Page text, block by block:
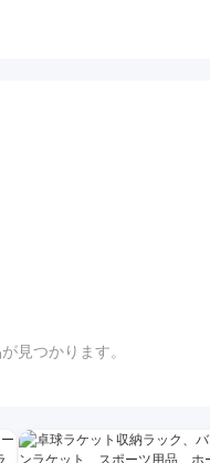
見つかります。